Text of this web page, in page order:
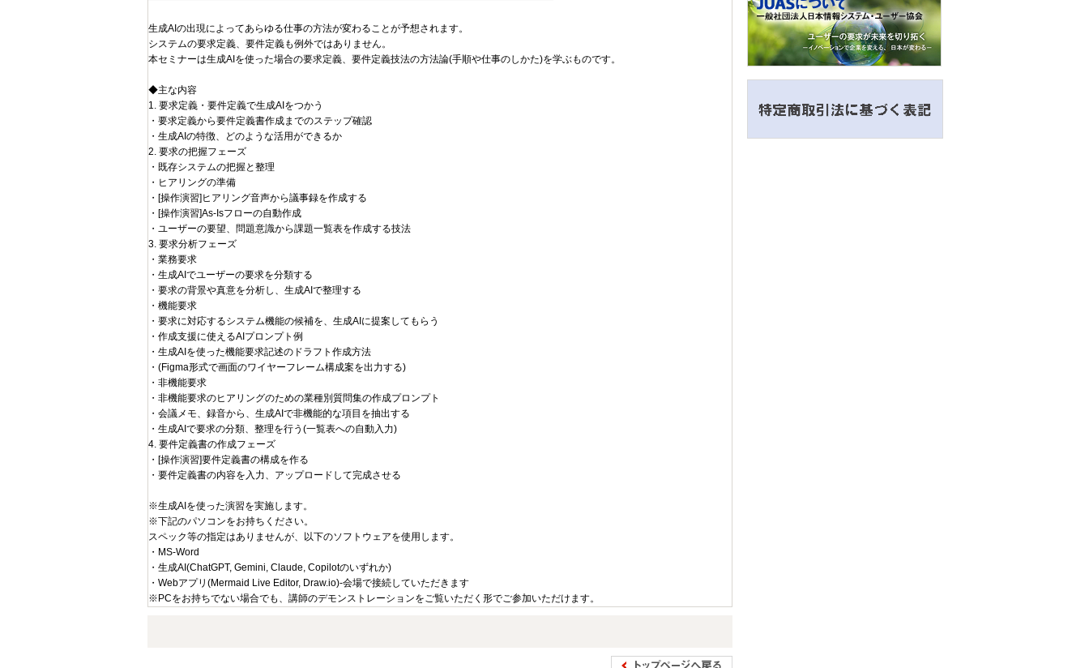
生成AIの出現によってあらゆる仕事の方法が変わることが予想されます。
システムの要求定義、要件定義も例外ではありません。
本セミナーは生成AIを使った場合の要求定義、要件定義技法の方法論(手順や仕事のしかた)を学ぶものです。
◆主な内容
1. 要求定義・要件定義で生成AIをつかう
・要求定義から要件定義書作成までのステップ確認
・生成AIの特徴、どのような活用ができるか
2. 要求の把握フェーズ
・既存システムの把握と整理
・ヒアリングの準備
・[操作演習]ヒアリング音声から議事録を作成する
・[操作演習]As-Isフローの自動作成
・ユーザーの要望、問題意識から課題一覧表を作成する技法
3. 要求分析フェーズ
・業務要求
・生成AIでユーザーの要求を分類する
・要求の背景や真意を分析し、生成AIで整理する
・機能要求
・要求に対応するシステム機能の候補を、生成AIに提案してもらう
・作成支援に使えるAIプロンプト例
・生成AIを使った機能要求記述のドラフト作成方法
・(Figma形式で画面のワイヤーフレーム構成案を出力する)
・非機能要求
・非機能要求のヒアリングのための業種別質問集の作成プロンプト
・会議メモ、録音から、生成AIで非機能的な項目を抽出する
・生成AIで要求の分類、整理を行う(一覧表への自動入力)
4. 要件定義書の作成フェーズ
・[操作演習]要件定義書の構成を作る
・要件定義書の内容を入力、アップロードして完成させる
※生成AIを使った演習を実施します。
※下記のパソコンをお持ちください。
スペック等の指定はありませんが、以下のソフトウェアを使用します。
・MS-Word
・生成AI(ChatGPT, Gemini, Claude, Copilotのいずれか)
・Webアプリ(Mermaid Live Editor, Draw.io)-会場で接続していただきます
※PCをお持ちでない場合でも、講師のデモンストレーションをご覧いただく形でご参加いただけます。